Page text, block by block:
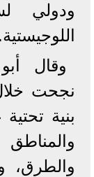
ودولي
اللوجيستية.
وقال
نجحت
بنية
والطرق،